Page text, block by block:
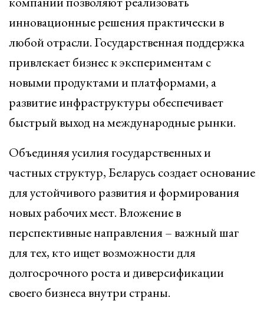
инновационные решения практически в
любой отрасли. Государственная поддержка
привлекает бизнес к экспериментам с
новыми продуктами и платформами, а
развитие инфраструктуры обеспечивает
быстрый выход на международные рынки.
Объединяя усилия государственных и
частных структур, Беларусь создает основание
для устойчивого развития и формирования
новых рабочих мест. Вложение в
перспективные направления – важный шаг
для тех, кто ищет возможности для
долгосрочного роста и диверсификации
своего бизнеса внутри страны.